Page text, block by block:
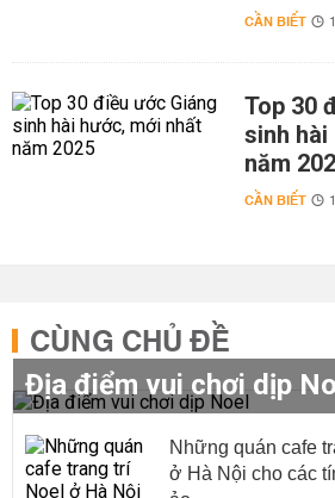
CẦN BIẾT
Top 30
sinh hài
năm
CẦN BIẾT
CÙNG CHỦ ĐỀ
Địa điểm vui chơi dịp
Những quán cafe
ở Hà Nội cho các